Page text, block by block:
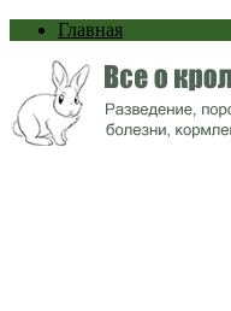
Главная